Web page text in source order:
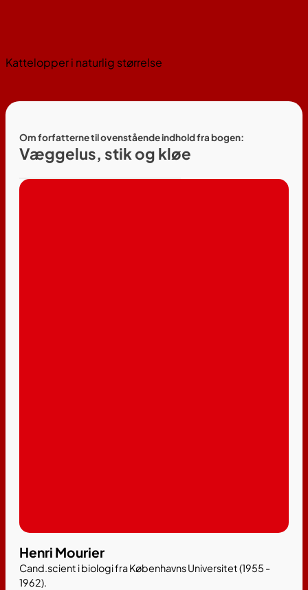
Kattelopper i naturlig størrelse
Om forfatterne til ovenstående indhold fra bogen:
Væggelus, stik og kløe
Henri Mourier
Cand.scient i biologi fra Københavns Universitet (1955 -
1962).